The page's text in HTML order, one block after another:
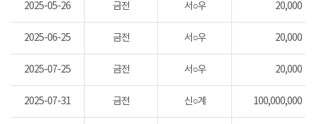
2025-05-26 금전 서○우 20,000
2025-06-25 금전 서○우 20,000
2025-07-25 금전 서○우 20,000
2025-07-31 금전 신○계 100,000,000